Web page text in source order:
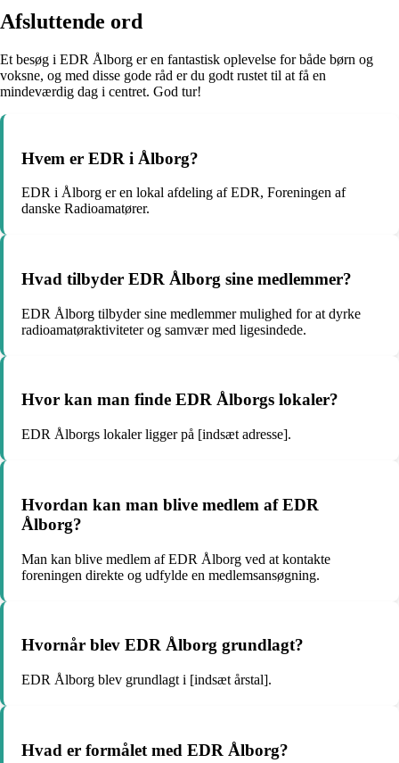
Afsluttende ord
Et besøg i EDR Ålborg er en fantastisk oplevelse for både børn og
voksne, og med disse gode råd er du godt rustet til at få en
mindeværdig dag i centret. God tur!
Hvem er EDR i Ålborg?
EDR i Ålborg er en lokal afdeling af EDR, Foreningen af
danske Radioamatører.
Hvad tilbyder EDR Ålborg sine medlemmer?
EDR Ålborg tilbyder sine medlemmer mulighed for at dyrke
radioamatøraktiviteter og samvær med ligesindede.
Hvor kan man finde EDR Ålborgs lokaler?
EDR Ålborgs lokaler ligger på [indsæt adresse].
Hvordan kan man blive medlem af EDR
Ålborg?
Man kan blive medlem af EDR Ålborg ved at kontakte
foreningen direkte og udfylde en medlemsansøgning.
Hvornår blev EDR Ålborg grundlagt?
EDR Ålborg blev grundlagt i [indsæt årstal].
Hvad er formålet med EDR Ålborg?